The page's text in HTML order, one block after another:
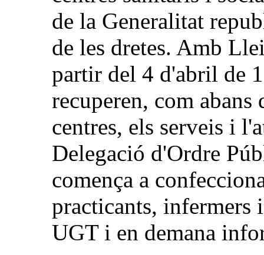
de la Generalitat
de les dretes. Amb
partir del 4 d'abril de
recuperen, com
centres, els serveis i
Delegació d'Ordre
comença a
practicants, infermers
UGT i en demana